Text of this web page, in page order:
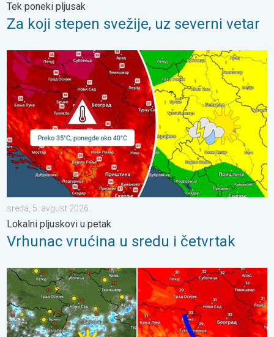
Tek poneki pljusak
Za koji stepen svežije, uz severni vetar
Vrhunac vrućina u sredu i četvrtak. Lokalni pljuskovi u petak. .
sreda, 5. avgust 2026.
Lokalni pljuskovi u petak
Vrhunac vrućina u sredu i četvrtak
Tek za koji stepen niža temperatura. Ređa pojava pljuskova. .